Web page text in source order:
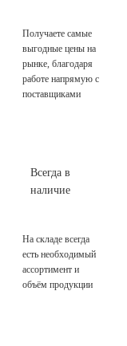
Получаете самые
выгодные цены на
рынке, благодаря
работе напрямую с
поставщиками
Всегда в
наличие
На складе всегда
есть необходимый
ассортимент и
объём продукции